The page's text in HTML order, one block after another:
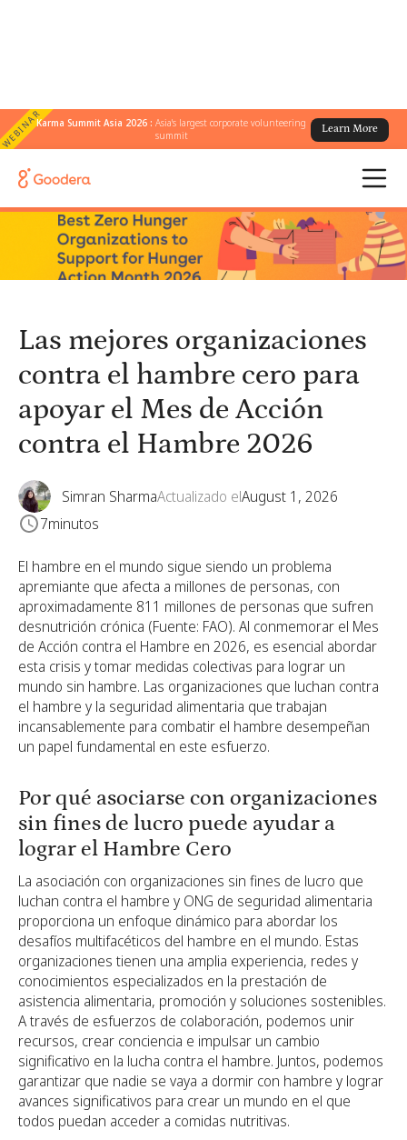
WEBINARKarma Summit Asia 2026 :Asia's largest corporate volunteering
summit
Learn More
← Todos los blogs
Mes de Acción contra el Hambre 2026
Las mejores organizaciones
contra el hambre cero para
apoyar el Mes de Acción
contra el Hambre 2026
Simran SharmaActualizado elAugust 1, 2026
7minutos
El hambre en el mundo sigue siendo un problema
apremiante que afecta a millones de personas, con
aproximadamente 811 millones de personas que sufren
desnutrición crónica (Fuente: FAO). Al conmemorar el Mes
de Acción contra el Hambre en 2026, es esencial abordar
esta crisis y tomar medidas colectivas para lograr un
mundo sin hambre. Las organizaciones que luchan contra
el hambre y la seguridad alimentaria que trabajan
incansablemente para combatir el hambre desempeñan
un papel fundamental en este esfuerzo.
Por qué asociarse con organizaciones
sin fines de lucro puede ayudar a
lograr el Hambre Cero
La asociación con organizaciones sin fines de lucro que
luchan contra el hambre y ONG de seguridad alimentaria
proporciona un enfoque dinámico para abordar los
desafíos multifacéticos del hambre en el mundo. Estas
organizaciones tienen una amplia experiencia, redes y
conocimientos especializados en la prestación de
asistencia alimentaria, promoción y soluciones sostenibles.
A través de esfuerzos de colaboración, podemos unir
recursos, crear conciencia e impulsar un cambio
significativo en la lucha contra el hambre. Juntos, podemos
garantizar que nadie se vaya a dormir con hambre y lograr
avances significativos para crear un mundo en el que
todos puedan acceder a comidas nutritivas.